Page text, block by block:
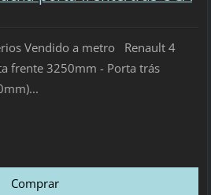
Vendido a metro Renault 4
frente 3250mm - Porta trás